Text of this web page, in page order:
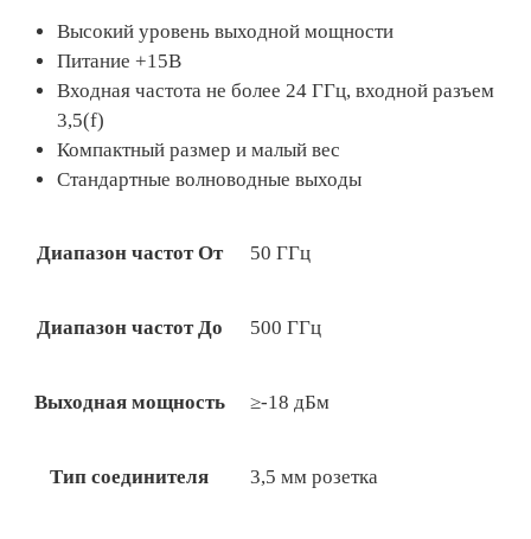
Высокий уровень выходной мощности
Питание +15В
Входная частота не более 24 ГГц, входной разъем
3,5(f)
Компактный размер и малый вес
Стандартные волноводные выходы
Диапазон частот От 50 ГГц
Диапазон частот До 500 ГГц
Выходная мощность ≥-18 дБм
Тип соединителя 3,5 мм розетка